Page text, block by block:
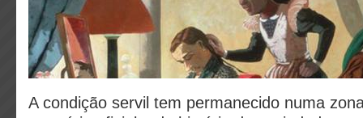
A condição servil tem permanecido numa